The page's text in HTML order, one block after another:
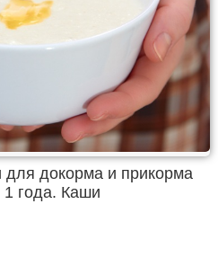
докорма и прикорма
1 года. Каши